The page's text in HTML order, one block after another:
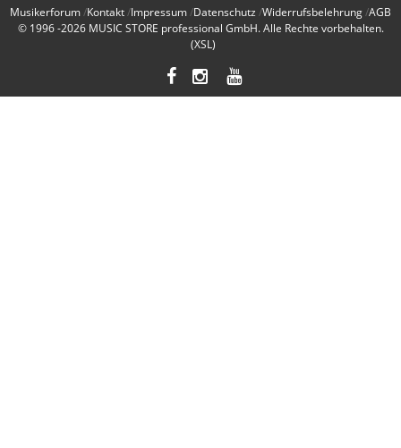
Musikerforum Kontakt Impressum Datenschutz Widerrufsbelehrung AGB
© 1996 -2026 MUSIC STORE professional GmbH. Alle Rechte vorbehalten.
(XSL)